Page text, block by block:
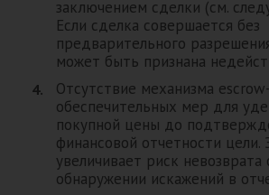
заключением сделки (см.
Если сделка совершается без
предварительного
может быть признана
Отсутствие механизма
обеспечительных мер для
покупной цены до
финансовой отчетности цели.
увеличивает риск
обнаружении искажений в